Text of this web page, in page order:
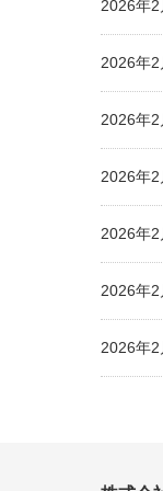
2026年
2026年
2026年
2026年
2026年
2026年
2026年